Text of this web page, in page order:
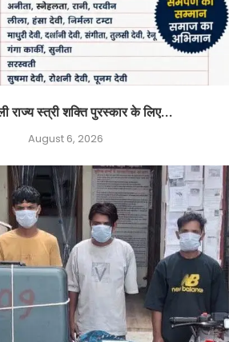
राज्य स्त्री शक्ति पुरस्कार के लिए...
August 6, 2026